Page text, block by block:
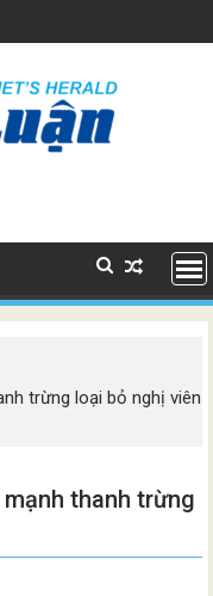
trừng loại bỏ nghị viên
thanh trừng